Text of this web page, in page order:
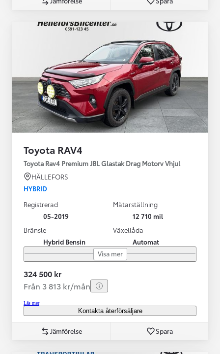
Toyota RAV4
Toyota Rav4 Premium JBL Glastak Drag Motorv Vhjul
HÄLLEFORS
HYBRID
Registrerad
05-2019
Mätarställning
12 710 mil
Bränsle
Hybrid Bensin
Växellåda
Automat
Visa mer
324 500 kr
Från 3 813 kr/mån
Läs mer
Kontakta återförsäljare
Jämförelse Spara